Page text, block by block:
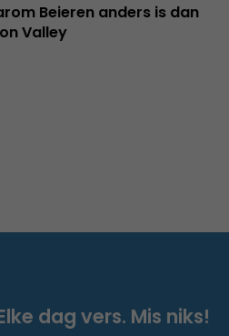
Beieren anders is dan
Valley
dag vers. Mis niks!